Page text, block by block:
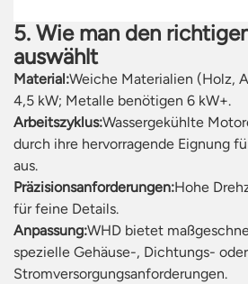
5. Wie man den
auswählt
Material:Weiche Materialien (Holz,
4,5 kW; Metalle benötigen 6 kW+.
Arbeitszyklus:Wassergekühlte
durch ihre hervorragende Eignung
aus.
Präzisionsanforderungen:Hohe
für feine Details.
Anpassung:WHD bietet
spezielle Gehäuse-, Dichtungs- oder
Stromversorgungsanforderungen.